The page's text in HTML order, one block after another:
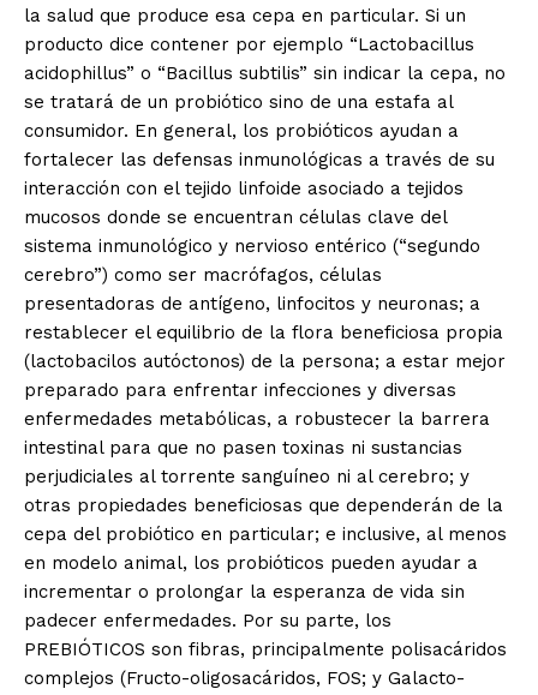
la salud que produce esa cepa en particular. Si un
producto dice contener por ejemplo “Lactobacillus
acidophillus” o “Bacillus subtilis” sin indicar la cepa, no
se tratará de un probiótico sino de una estafa al
consumidor. En general, los probióticos ayudan a
fortalecer las defensas inmunológicas a través de su
interacción con el tejido linfoide asociado a tejidos
mucosos donde se encuentran células clave del
sistema inmunológico y nervioso entérico (“segundo
cerebro”) como ser macrófagos, células
presentadoras de antígeno, linfocitos y neuronas; a
restablecer el equilibrio de la flora beneficiosa propia
(lactobacilos autóctonos) de la persona; a estar mejor
preparado para enfrentar infecciones y diversas
enfermedades metabólicas, a robustecer la barrera
intestinal para que no pasen toxinas ni sustancias
perjudiciales al torrente sanguíneo ni al cerebro; y
otras propiedades beneficiosas que dependerán de la
cepa del probiótico en particular; e inclusive, al menos
en modelo animal, los probióticos pueden ayudar a
incrementar o prolongar la esperanza de vida sin
padecer enfermedades. Por su parte, los
PREBIÓTICOS son fibras, principalmente polisacáridos
complejos (Fructo-oligosacáridos, FOS; y Galacto-